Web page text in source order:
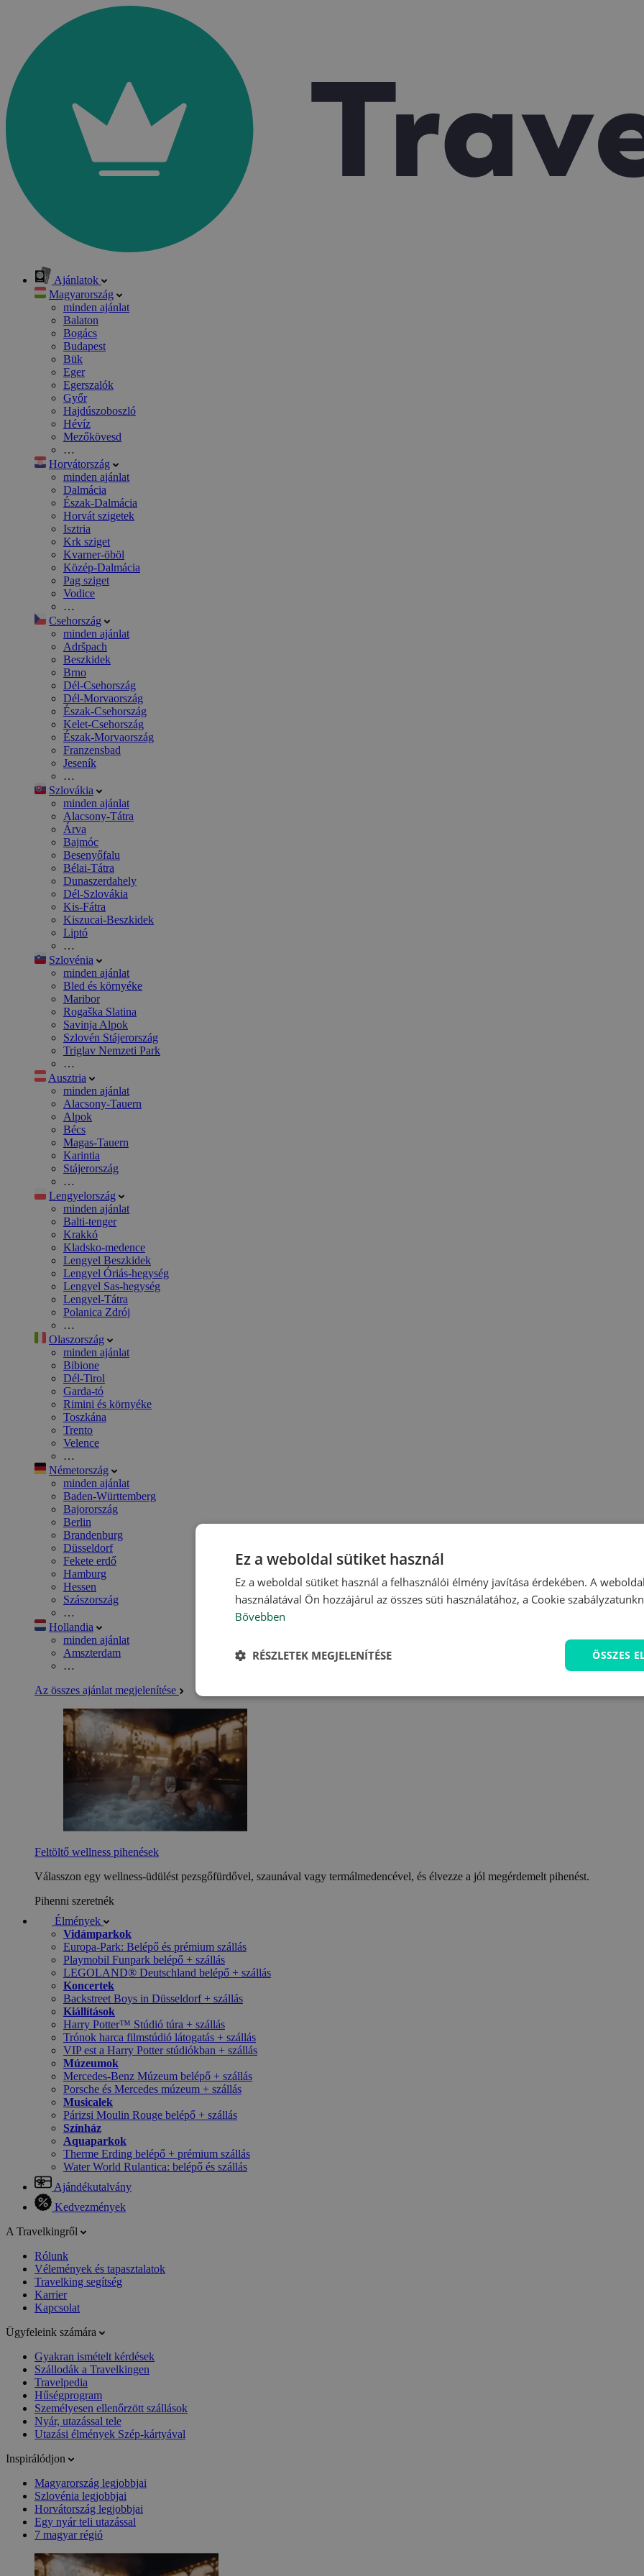
Ajánlatok
Magyarország
minden ajánlat
Balaton
Bogács
Budapest
Bük
Eger
Egerszalók
Győr
Hajdúszoboszló
Hévíz
Mezőkövesd
…
Horvátország
minden ajánlat
Dalmácia
Észak-Dalmácia
Horvát szigetek
Isztria
Krk sziget
Kvarner-öböl
Közép-Dalmácia
Pag sziget
Vodice
…
Csehország
minden ajánlat
Adršpach
Beszkidek
Brno
Dél-Csehország
Dél-Morvaország
Észak-Csehország
Kelet-Csehország
Észak-Morvaország
Franzensbad
Jeseník
…
Szlovákia
minden ajánlat
Alacsony-Tátra
Árva
Bajmóc
Besenyőfalu
Bélai-Tátra
Dunaszerdahely
Dél-Szlovákia
Kis-Fátra
Kiszucai-Beszkidek
Liptó
…
Szlovénia
minden ajánlat
Bled és környéke
Maribor
Rogaška Slatina
Savinja Alpok
Szlovén Stájerország
Triglav Nemzeti Park
…
Ausztria
minden ajánlat
Alacsony-Tauern
Alpok
Bécs
Magas-Tauern
Karintia
Stájerország
…
Lengyelország
minden ajánlat
Balti-tenger
Krakkó
Kladsko-medence
Lengyel Beszkidek
Lengyel Óriás-hegység
Lengyel Sas-hegység
Lengyel-Tátra
Polanica Zdrój
…
Olaszország
minden ajánlat
Bibione
Dél-Tirol
Garda-tó
Rimini és környéke
Toszkána
Trento
Velence
…
Németország
minden ajánlat
Baden-Württemberg
Bajorország
Berlin
Brandenburg
Düsseldorf
Fekete erdő
Hamburg
Hessen
Szászország
…
Hollandia
minden ajánlat
Amszterdam
…
Az összes ajánlat megjelenítése
Feltöltő wellness pihenések
Válasszon egy wellness-üdülést pezsgőfürdővel, szaunával vagy termálmedencével, és élvezze a jól megérdemelt pihenést.
Pihenni szeretnék
Élmények
Vidámparkok
Europa-Park: Belépő és prémium szállás
Playmobil Funpark belépő + szállás
LEGOLAND® Deutschland belépő + szállás
Koncertek
Backstreet Boys in Düsseldorf + szállás
Kiállítások
Harry Potter™ Stúdió túra + szállás
Trónok harca filmstúdió látogatás + szállás
VIP est a Harry Potter stúdiókban + szállás
Múzeumok
Mercedes-Benz Múzeum belépő + szállás
Porsche és Mercedes múzeum + szállás
Musicalek
Párizsi Moulin Rouge belépő + szállás
Színház
Aquaparkok
Therme Erding belépő + prémium szállás
Water World Rulantica: belépő és szállás
Ajándékutalvány
Kedvezmények
A Travelkingről
Rólunk
Vélemények és tapasztalatok
Travelking segítség
Karrier
Kapcsolat
Ügyfeleink számára
Gyakran ismételt kérdések
Szállodák a Travelkingen
Travelpedia
Hűségprogram
Személyesen ellenőrzött szállások
Nyár, utazással tele
Utazási élmények Szép-kártyával
Inspirálódjon
Magyarország legjobbjai
Szlovénia legjobbjai
Horvátország legjobbjai
Egy nyár teli utazással
7 magyar régió
Ez a weboldal sütiket használ
Ez a weboldal sütiket használ a felhasználói élmény javítása érdekében. A
használatával Ön hozzájárul az összes süti használatához, a Cookie
Bővebben
ÖSSZES
RÉSZLETEK MEGJELENÍTÉSE